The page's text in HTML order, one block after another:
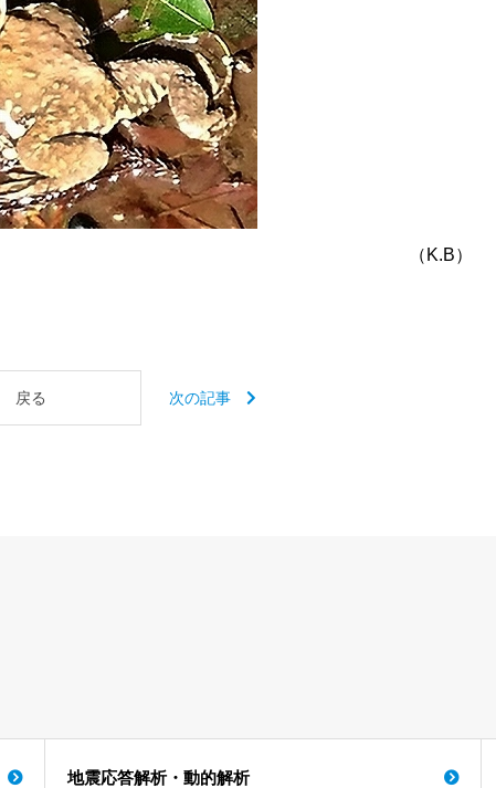
（K.B）
戻る 次の記事
地震応答解析・動的解析